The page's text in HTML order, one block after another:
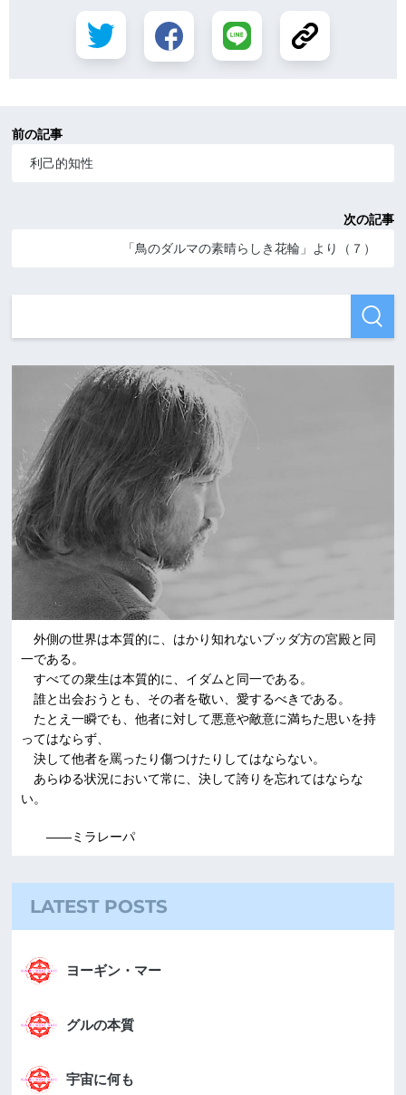
前の記事
利己的知性
次の記事
「鳥のダルマの素晴らしき花輪」より（７）
外側の世界は本質的に、はかり知れないブッダ方の宮殿と同
一である。
すべての衆生は本質的に、イダムと同一である。
誰と出会おうとも、その者を敬い、愛するべきである。
たとえ一瞬でも、他者に対して悪意や敵意に満ちた思いを持
ってはならず、
決して他者を罵ったり傷つけたりしてはならない。
あらゆる状況において常に、決して誇りを忘れてはならな
い。
――ミラレーパ
LATEST POSTS
ヨーギン・マー
グルの本質
宇宙に何も